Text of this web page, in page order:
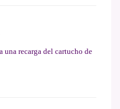
una recarga del cartucho de